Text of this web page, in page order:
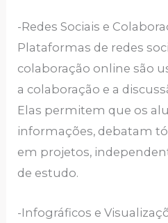
-Redes Sociais e
Plataformas de redes
colaboração online são
a colaboração e a
Elas permitem que os
informações, debatam
em projetos,
de estudo.
-Infográficos e